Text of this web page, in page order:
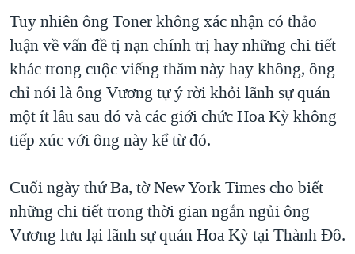
Tuy nhiên ông Toner không xác nhận có thảo
luận về vấn đề tị nạn chính trị hay những chi tiết
khác trong cuộc viếng thăm này hay không, ông
chỉ nói là ông Vương tự ý rời khỏi lãnh sự quán
một ít lâu sau đó và các giới chức Hoa Kỳ không
tiếp xúc với ông này kể từ đó.
Cuối ngày thứ Ba, tờ New York Times cho biết
những chi tiết trong thời gian ngắn ngủi ông
Vương lưu lại lãnh sự quán Hoa Kỳ tại Thành Đô.